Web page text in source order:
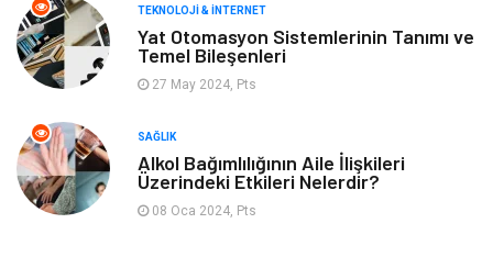
TEKNOLOJI & İNTERNET
Yat Otomasyon Sistemlerinin Tanımı ve
Temel Bileşenleri
27 May 2024, Pts
SAĞLIK
Alkol Bağımlılığının Aile İlişkileri
Üzerindeki Etkileri Nelerdir?
08 Oca 2024, Pts